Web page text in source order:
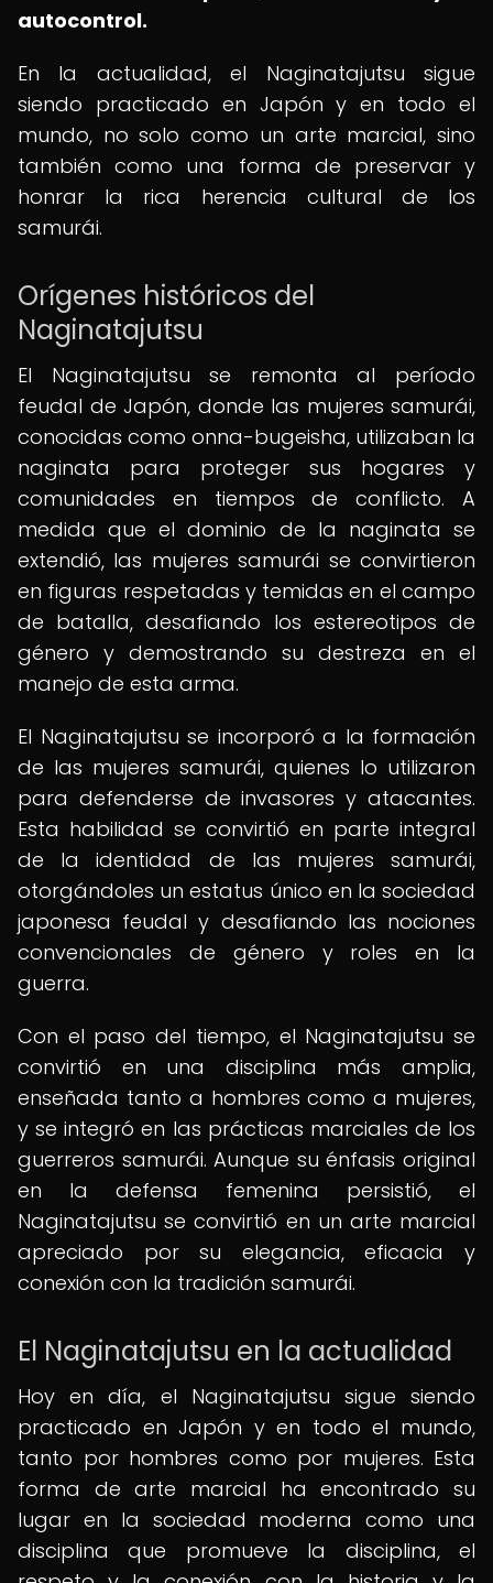
autocontrol.
En la actualidad, el Naginatajutsu sigue
siendo practicado en Japón y en todo el
mundo, no solo como un arte marcial, sino
también como una forma de preservar y
honrar la rica herencia cultural de los
samurái.
Orígenes históricos del
Naginatajutsu
El Naginatajutsu se remonta al período
feudal de Japón, donde las mujeres samurái,
conocidas como onna-bugeisha, utilizaban la
naginata para proteger sus hogares y
comunidades en tiempos de conflicto. A
medida que el dominio de la naginata se
extendió, las mujeres samurái se convirtieron
en figuras respetadas y temidas en el campo
de batalla, desafiando los estereotipos de
género y demostrando su destreza en el
manejo de esta arma.
El Naginatajutsu se incorporó a la formación
de las mujeres samurái, quienes lo utilizaron
para defenderse de invasores y atacantes.
Esta habilidad se convirtió en parte integral
de la identidad de las mujeres samurái,
otorgándoles un estatus único en la sociedad
japonesa feudal y desafiando las nociones
convencionales de género y roles en la
guerra.
Con el paso del tiempo, el Naginatajutsu se
convirtió en una disciplina más amplia,
enseñada tanto a hombres como a mujeres,
y se integró en las prácticas marciales de los
guerreros samurái. Aunque su énfasis original
en la defensa femenina persistió, el
Naginatajutsu se convirtió en un arte marcial
apreciado por su elegancia, eficacia y
conexión con la tradición samurái.
El Naginatajutsu en la actualidad
Hoy en día, el Naginatajutsu sigue siendo
practicado en Japón y en todo el mundo,
tanto por hombres como por mujeres. Esta
forma de arte marcial ha encontrado su
lugar en la sociedad moderna como una
disciplina que promueve la disciplina, el